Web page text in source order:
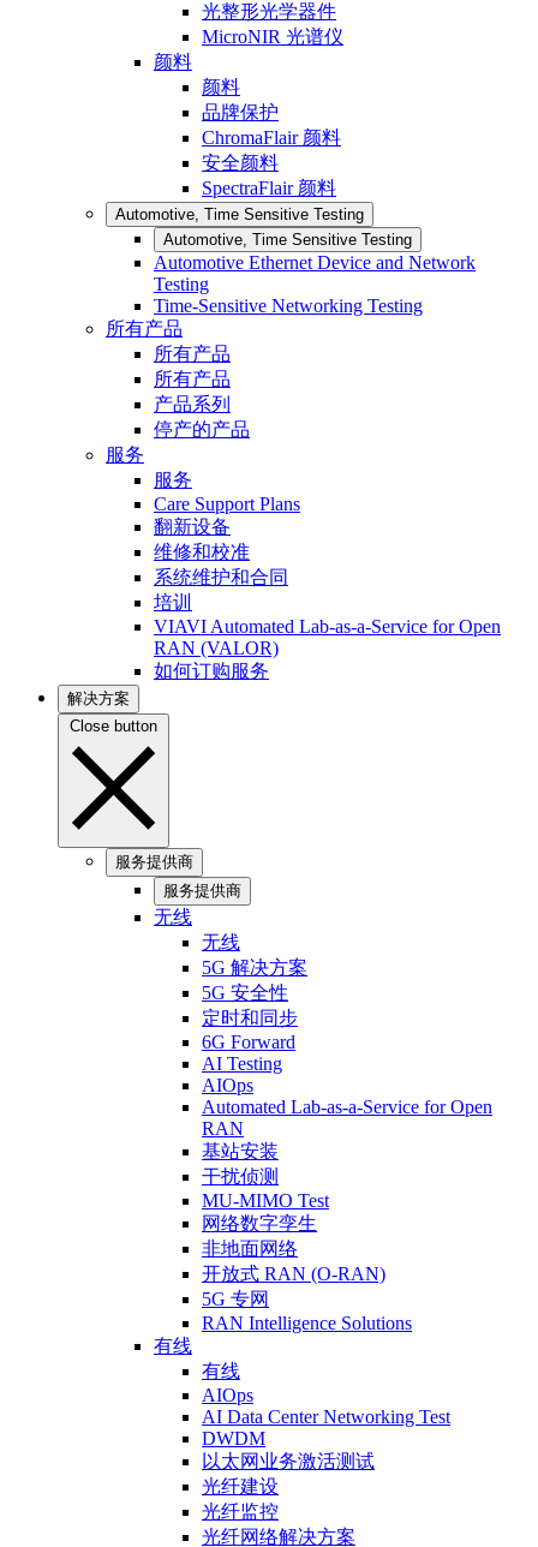
光整形光学器件
MicroNIR 光谱仪
颜料
颜料
品牌保护
ChromaFlair 颜料
安全颜料
SpectraFlair 颜料
Automotive, Time Sensitive Testing
Automotive, Time Sensitive Testing
Automotive Ethernet Device and Network
Testing
Time-Sensitive Networking Testing
所有产品
所有产品
所有产品
产品系列
停产的产品
服务
服务
Care Support Plans
翻新设备
维修和校准
系统维护和合同
培训
VIAVI Automated Lab-as-a-Service for Open
RAN (VALOR)
如何订购服务
解决方案
Close button
服务提供商
服务提供商
无线
无线
5G 解决方案
5G 安全性
定时和同步
6G Forward
AI Testing
AIOps
Automated Lab-as-a-Service for Open
RAN
基站安装
干扰侦测
MU-MIMO Test
网络数字孪生
非地面网络
开放式 RAN (O-RAN)
5G 专网
RAN Intelligence Solutions
有线
有线
AIOps
AI Data Center Networking Test
DWDM
以太网业务激活测试
光纤建设
光纤监控
光纤网络解决方案